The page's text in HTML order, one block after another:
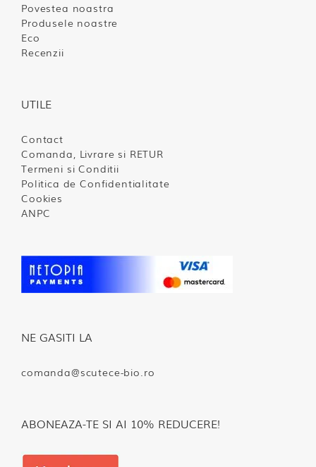
Povestea noastra
Produsele noastre
Eco
Recenzii
UTILE
Contact
Comanda, Livrare si RETUR
Termeni si Conditii
Politica de Confidentialitate
Cookies
ANPC
NE GASITI LA
comanda@scutece-bio.ro
ABONEAZA-TE SI AI 10% REDUCERE!